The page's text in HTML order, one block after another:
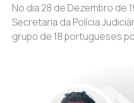
No dia 28 de Dezembro de
Secretaria da Polícia
grupo de 18 portugueses